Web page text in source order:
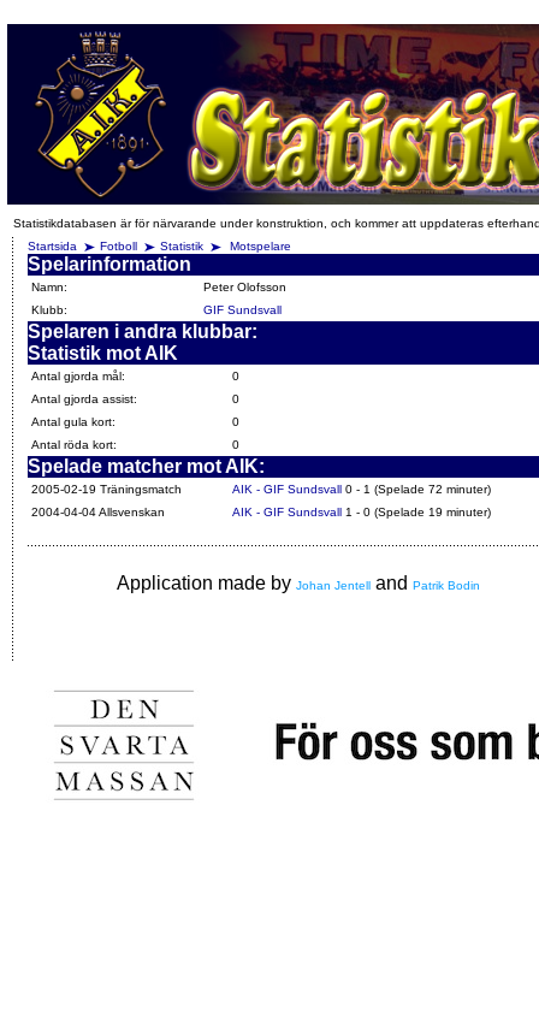
Statistikdatabasen är för närvarande under konstruktion, och kommer att uppdateras
Startsida
Fotboll Statistik Motspelare
Spelarinformation
Namn:
Peter Olofsson
Klubb:
GIF Sundsvall
Spelaren i andra klubbar:
Statistik mot AIK
Antal gjorda mål:
0
Antal gjorda assist:
0
Antal gula kort:
0
Antal röda kort:
0
Spelade matcher mot AIK:
2005-02-19 Träningsmatch AIK - GIF Sundsvall 0 - 1 (Spelade 72 minuter)
2004-04-04 Allsvenskan
AIK - GIF Sundsvall 1 - 0 (Spelade 19 minuter)
Application made by Johan Jentell and Patrik Bodin